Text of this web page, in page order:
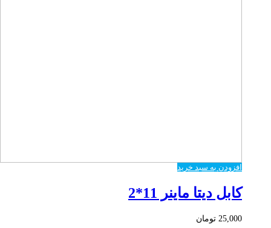
افزودن به سبد خرید
کابل دیتا ماینر 11*2
25,000 تومان